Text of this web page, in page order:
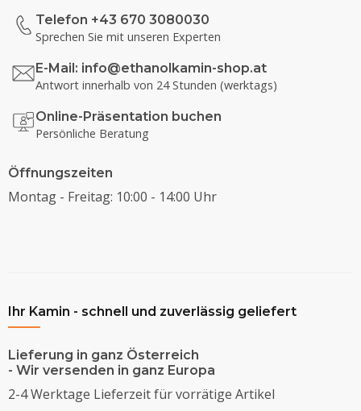
Telefon +43 670 3080030
Sprechen Sie mit unseren Experten
E-Mail: info@ethanolkamin-shop.at
Antwort innerhalb von 24 Stunden (werktags)
Online-Präsentation buchen
Persönliche Beratung
Öffnungszeiten
Montag - Freitag: 10:00 - 14:00 Uhr
Ihr Kamin - schnell und zuverlässig geliefert
Lieferung in ganz Österreich
- Wir versenden in ganz Europa
2-4 Werktage Lieferzeit für vorrätige Artikel